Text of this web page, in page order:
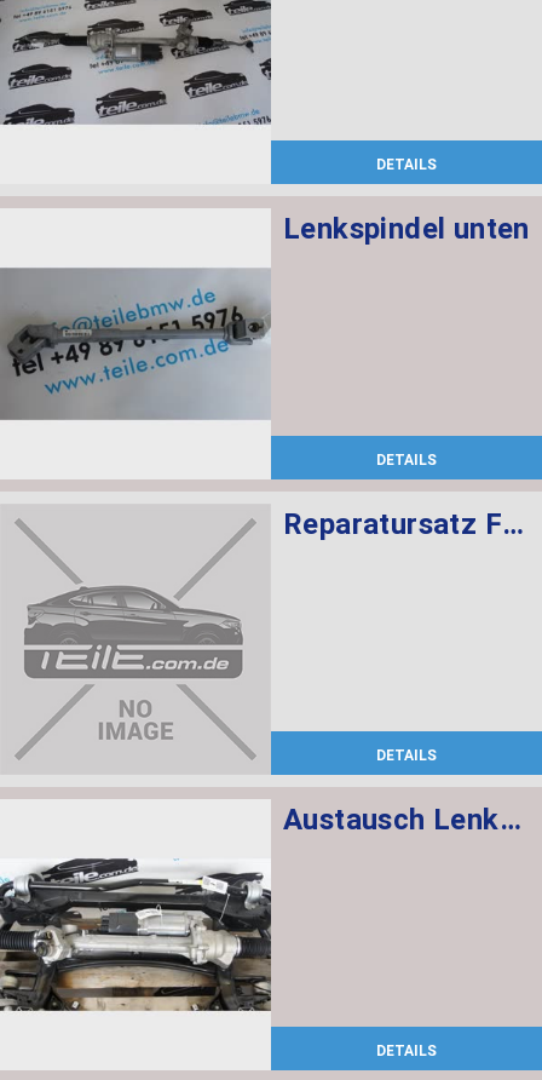
DETAILS
Lenkspindel unten
DETAILS
Reparatursatz Faltenbalg ZF
DETAILS
Austausch Lenkgetriebe elektrisch
DETAILS